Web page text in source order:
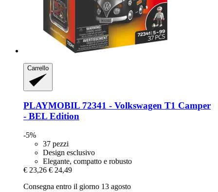
Carrello
PLAYMOBIL 72341 -​ Volkswagen T1 Camper
-​ BEL Edition
-5%
37 pezzi
Design esclusivo
Elegante, compatto e robusto
€ 23,26 € 24,49
Consegna entro il giorno 13 agosto